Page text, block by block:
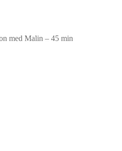
med Malin – 45 min